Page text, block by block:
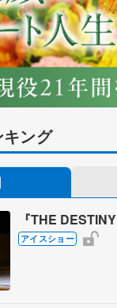
ング
『THE
アイスショー